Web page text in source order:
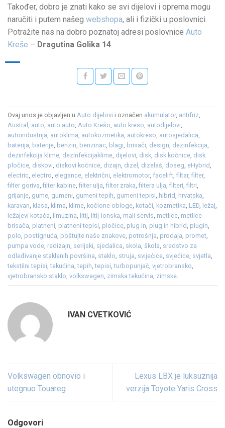
Također, dobro je znati kako se svi dijelovi i oprema mogu
naručiti i putem našeg webshopa, ali i fizički u poslovnici.
Potražite nas na dobro poznatoj adresi poslovnice Auto
Kreše – Dragutina Golika 14.
Ovaj unos je objavljen u Auto dijelovi i označen akumulator, antifriz,
Austral , auto, auto auto, Auto Krešo, auto kreso, autodijelovi,
autoindustrija, autoklima, autokozmetika, autokreso, autosjedalica,
baterija, baterije, benzin, benzinac, blagi, brisači, design, dezinfekcija,
dezinfekcija klime, dezinfekcijaklime, dijelovi, disk, disk kočnice, disk
pločice, diskovi, diskovi kočnice, dizajn, dizel , dizelaš, doseg, eHybrid,
electric, electro, elegance, električni, elektromotor, facelift,filtar,filter,
filter goriva,filter kabine,filter ulja,filter zraka,filtera ulja,filteri,filtri,
grijanje, gume, gumeni, gumeni tepih, gumeni tepisi, hibrid, hrvatska,
karavan, klasa, klima, klime, kočione obloge, kotači, kozmetika, LED, ležaj,
ležajevi kotača, limuzina, litij, litij-ionska, mali servis, metlice, metlice
brisača, platneni, platneni tepisi, pločice, plug in, plug in hibrid, plugin,
polo, postignuća, poštujte naše znakove, potrošnja, prodaja, promet,
pumpa vode, redizajn, serijski, sjedalica, skola, škola, sredstvo za
odleđivanje staklenih površina, staklo, struja, svijećice, svjećice, svjetla,
tekstilni tepisi,tekućina,tepih,tepisi,turbopunjač, vjetrobransko,
vjetrobransko staklo, volkswagen, zimska tekućina, zimske.
IVAN CVETKOVIĆ
Volkswagen obnovio i
utegnuo Touareg
Lexus LBX je luksuznija
verzija Toyote Yaris Cross
Odgovori